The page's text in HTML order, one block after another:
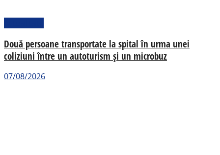
Două persoane transportate la spital în urma unei
coliziuni între un autoturism și un microbuz
07/08/2026